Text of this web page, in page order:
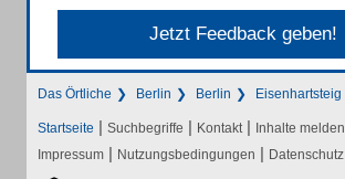
Jetzt Feedback geben!
Das Örtliche Berlin Berlin Eisenhartsteig
Startseite | Suchbegriffe | Kontakt | Inhalte melden
Impressum | Nutzungsbedingungen | Datenschutz